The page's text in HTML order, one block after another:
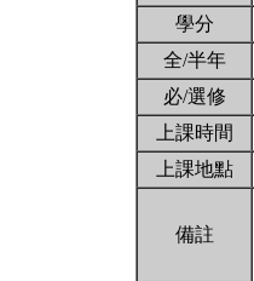
學分
全/半年
必/選修
上課時間
上課地點
備註